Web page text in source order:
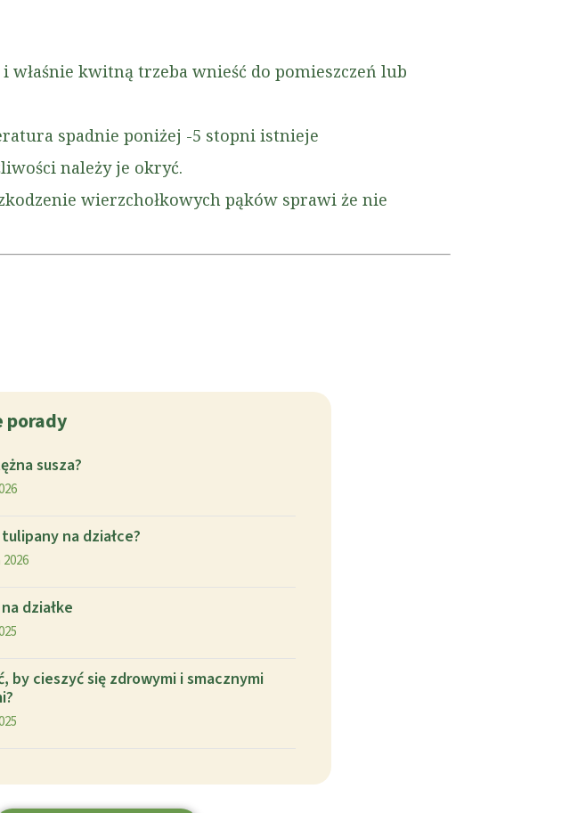
porady
susza?
na działce?
działke
by cieszyć się zdrowymi i smacznymi
kwitną trzeba wnieść do pomieszczeń lub
spadnie poniżej -5 stopni istnieje
należy je okryć.
wierzchołkowych pąków sprawi że nie